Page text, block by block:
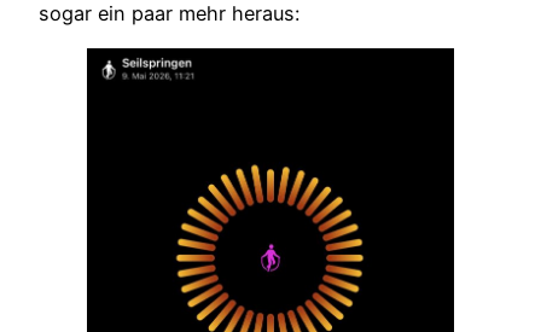
sogar ein paar mehr heraus: